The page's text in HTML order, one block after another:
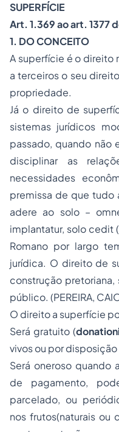
SUPERFÍCIE
Art. 1.369 ao art. 1377
1. DO CONCEITO
A superfície é o direito
a terceiros o seu
propriedade.
Já o direito de
sistemas jurídicos
passado, quando não
disciplinar as
necessidades
premissa de que tudo
adere ao solo –
implantatur, solo cedit
Romano por largo
jurídica. O direito de
construção
público. (PEREIRA,
O direito a superfície
Será gratuito (
vivos ou por
Será oneroso quando
de pagamento,
parcelado, ou
nos frutos(naturais ou